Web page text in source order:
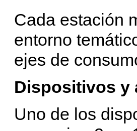
Cada estación
entorno
ejes de
Dispositivos y
Uno de los